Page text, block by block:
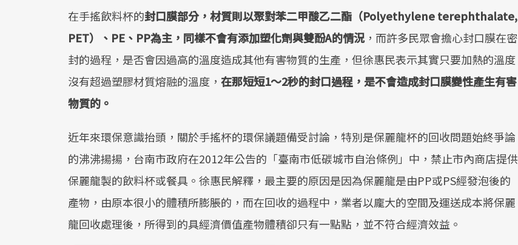
在手搖飲料杯的封口膜部分，材質則以聚對苯二甲酸乙二酯（Polyethylene terephthalate,
PET）、 PE 、 PP為主，同樣不會有添加塑化劑與雙酚A的情況，而許多民眾會擔心封口膜在密
封的過程，是否會因過高的溫度造成其他有害物質的生產，但徐惠民表示其實只要加熱的溫度
沒有超過塑膠材質熔融的溫度， 在那短短1～2秒的封口過程，是不會造成封口膜變性產生有害
物質的。
近年來環保意識抬頭，關於手搖杯的環保議題備受討論，特別是保麗龍杯的回收問題始終爭論
的沸沸揚揚，台南市政府在2012年公告的「臺南市低碳城市自治條例」中，禁止市內商店提供
保麗龍製的飲料杯或餐具。徐惠民解釋，最主要的原因是因為保麗龍是由PP或PS經發泡後的
產物，由原本很小的體積所膨脹的，而在回收的過程中，業者以龐大的空間及運送成本將保麗
龍回收處理後，所得到的具經濟價值產物體積卻只有一點點，並不符合經濟效益。